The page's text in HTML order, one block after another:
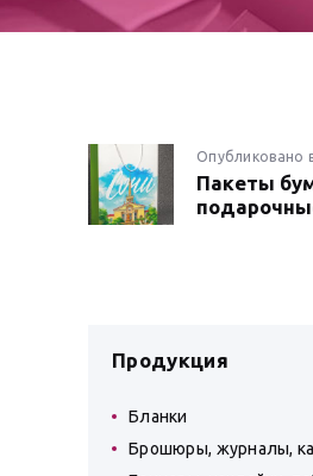
ПО
Опубликовано
Пакеты
Продукция
Бланки
Брошюры, журналы,